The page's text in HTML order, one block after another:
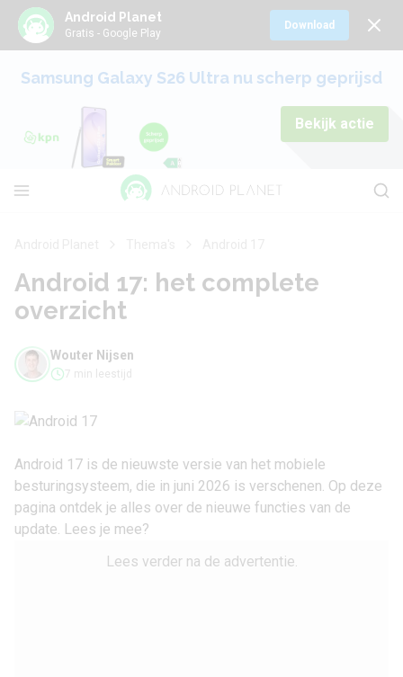
Android Planet
Gratis - Google Play
Download
Samsung Galaxy S26 Ultra nu scherp geprijsd
Bekijk actie
Android 17: het complete
overzicht
Wouter Nijsen
7 min leestijd
Android 17 is de nieuwste versie van het mobiele
besturingsysteem, die in juni 2026 is verschenen. Op deze
pagina ontdek je alles over de nieuwe functies van de
update. Lees je mee?
Lees verder na de advertentie.